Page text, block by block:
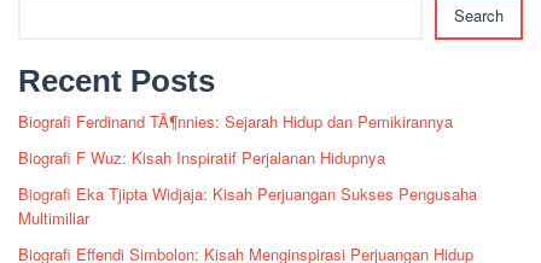
Search
Recent Posts
Biografi Ferdinand TÃ¶nnies: Sejarah Hidup dan Pemikirannya
Biografi F Wuz: Kisah Inspiratif Perjalanan Hidupnya
Biografi Eka Tjipta Widjaja: Kisah Perjuangan Sukses Pengusaha
Multimiliar
Biografi Effendi Simbolon: Kisah Menginspirasi Perjuangan Hidup